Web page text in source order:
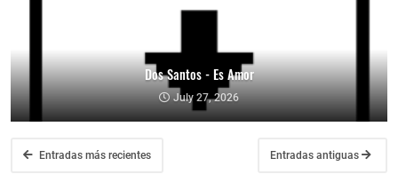
Dos Santos - Es Amor
July 27, 2026
Entradas más recientes Entradas antiguas